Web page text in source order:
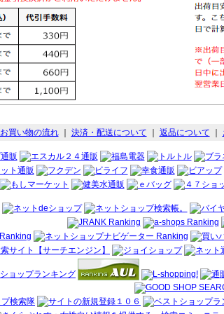
お買い物の流れ｜ 決済・配送について 返品について